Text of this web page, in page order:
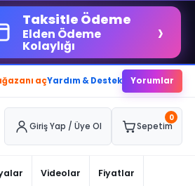
Taksitle Ödeme
Elden Ödeme
Kolaylığı ›
açYardım & Destek Yorumlar
Giriş Yap / Üye Ol
0
Sepetim
Videolar Fiyatlar